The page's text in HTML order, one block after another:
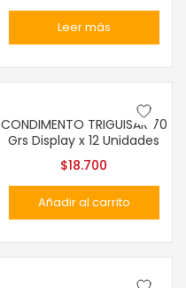
Leer más
CONDIMENTO TRIGUISAR 70
Grs Display x 12 Unidades
$18.700
Añadir al carrito